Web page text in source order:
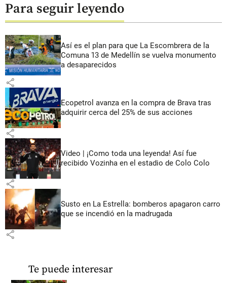
Para seguir leyendo
Así es el plan para que La Escombrera de la
Comuna 13 de Medellín se vuelva monumento
a desaparecidos
share
Ecopetrol avanza en la compra de Brava tras
adquirir cerca del 25% de sus acciones
share
Video | ¡Como toda una leyenda! Así fue
recibido Vozinha en el estadio de Colo Colo
share
Susto en La Estrella: bomberos apagaron carro
que se incendió en la madrugada
share
Te puede interesar